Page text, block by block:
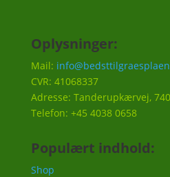
Oplysninger:
Mail:
CVR: 41068337
Adresse: Tanderupkærvej,
Telefon: +45 4038 0658
Populært indhold:
Shop